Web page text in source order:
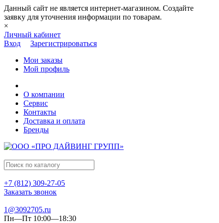
Данный сайт не является интернет-магазином. Создайте
заявку для уточнения информации по товарам.
×
Личный кабинет
Вход
Зарегистрироваться
Мои заказы
Мой профиль
О компании
Сервис
Контакты
Доставка и оплата
Бренды
+7 (812) 309-27-05
Заказать звонок
1@3092705.ru
Пн—Пт 10:00—18:30